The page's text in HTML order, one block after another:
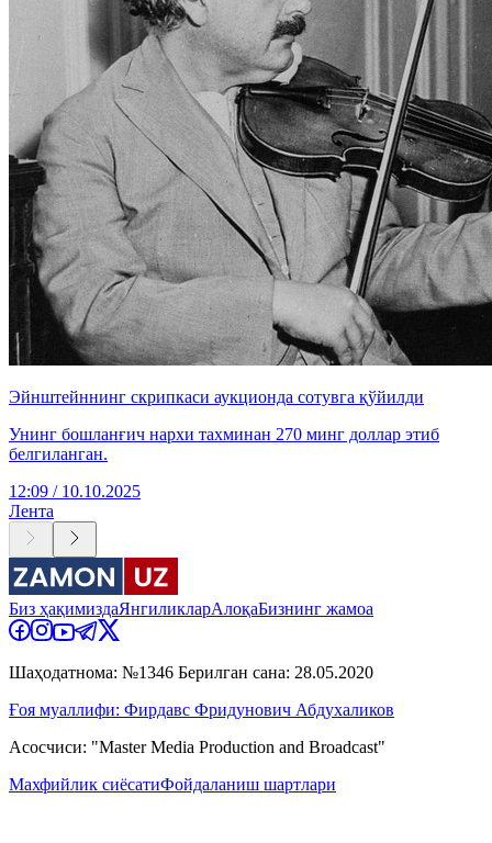
Эйнштейннинг скрипкаси аукционда сотувга қўйилди
Унинг бошланғич нархи тахминан 270 минг доллар этиб
белгиланган.
12:09 / 10.10.2025
Лента
Биз ҳақимиздаЯнгиликларАлоқаБизнинг жамоа
Шаҳодатнома: №1346 Берилган сана: 28.05.2020
Ғоя муаллифи: Фирдавс Фридунович Абдухаликов
Асосчиси: "Master Media Production and Broadcast"
Махфийлик сиёсатиФойдаланиш шартлари